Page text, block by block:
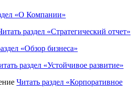
«О Компании»
раздел «Стратегический отчет»
«Обзор бизнеса»
раздел «Устойчивое развитие»
Читать раздел «Корпоративное